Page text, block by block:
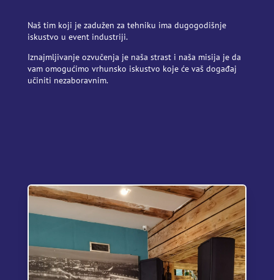
Naš tim koji je zadužen za tehniku ima dugogodišnje
iskustvo u event industriji.
Iznajmljivanje ozvučenja je naša strast i naša misija je da
vam omogućimo vrhunsko iskustvo koje će vaš događaj
učiniti nezaboravnim.